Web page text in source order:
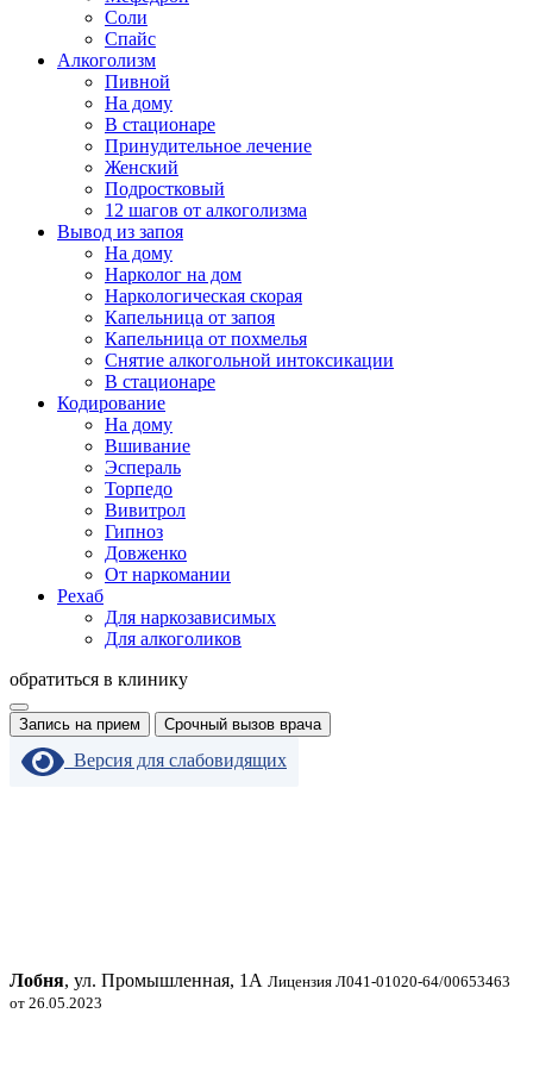
Соли
Спайс
Алкоголизм
Пивной
На дому
В стационаре
Принудительное лечение
Женский
Подростковый
12 шагов от алкоголизма
Вывод из запоя
На дому
Нарколог на дом
Наркологическая скорая
Капельница от запоя
Капельница от похмелья
Снятие алкогольной интоксикации
В стационаре
Кодирование
На дому
Вшивание
Эспераль
Торпедо
Вивитрол
Гипноз
Довженко
От наркомании
Рехаб
Для наркозависимых
Для алкоголиков
обратиться в клинику
Запись на прием Срочный вызов врача
Версия для слабовидящих
Лобня, ул. Промышленная, 1А Лицензия Л041-01020-64/00653463
от 26.05.2023